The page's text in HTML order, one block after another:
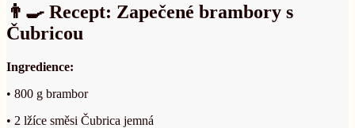
👨‍🍳 Recept: Zapečené brambory s
Čubricou
Ingredience:
• 800 g brambor
• 2 lžíce směsi Čubrica jemná